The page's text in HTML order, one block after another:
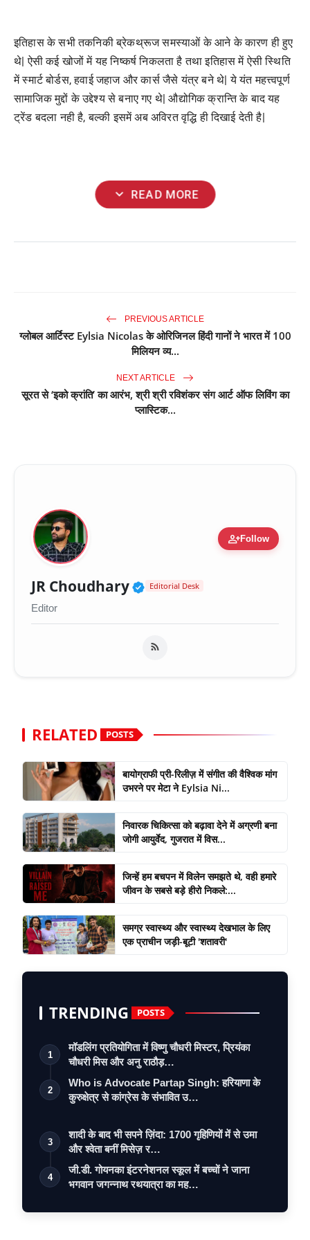
इतिहास के सभी तकनिकी ब्रेकथ्रूज समस्याओं के आने के कारण ही हुए
थे| ऐसी कई खोजों में यह निष्कर्ष निकलता है तथा इतिहास में ऐसी स्थिति
में स्मार्ट बोर्डस, हवाई जहाज और कार्स जैसे यंत्र बने थे| ये यंत महत्त्वपूर्ण
सामाजिक मुद्दों के उद्देश्य से बनाए गए थे| औद्योगिक क्रान्ति के बाद यह
ट्रेंड बदला नही है, बल्की इसमें अब अविरत वृद्धि ही दिखाई देती है|
expand_more READ MORE
PREVIOUS ARTICLE
ग्लोबल आर्टिस्ट Eylsia Nicolas के ओरिजिनल हिंदी गानों ने भारत में 100
मिलियन व्य...
NEXT ARTICLE
सूरत से ‘इको क्रांति’ का आरंभ, श्री श्री रविशंकर संग आर्ट ऑफ लिविंग का
प्लास्टिक...
person_addFollow
JR Choudhary Verified Public Figure
Editorial Desk
Editor
RELATED POSTS
बायोग्राफी प्री-रिलीज़ में संगीत की वैश्विक मांग
उभरने पर मेटा ने Eylsia Ni...
निवारक चिकित्सा को बढ़ावा देने में अग्रणी बना
जोगी आयुर्वेद, गुजरात में विस...
जिन्हें हम बचपन में विलेन समझते थे, वही हमारे
जीवन के सबसे बड़े हीरो निकले:...
समग्र स्वास्थ्य और स्वास्थ्य देखभाल के लिए
एक प्राचीन जड़ी-बूटी 'शतावरी'
TRENDING POSTS
1
मॉडलिंग प्रतियोगिता में विष्णु चौधरी मिस्टर, प्रियंका
चौधरी मिस और अनु राठौड़…
2
Who is Advocate Partap Singh: हरियाणा के
कुरुक्षेत्र से कांग्रेस के संभावित उ…
3
शादी के बाद भी सपने ज़िंदा: 1700 गृहिणियों में से उमा
और श्वेता बनीं मिसेज़ र…
4
जी.डी. गोयनका इंटरनेशनल स्कूल में बच्चों ने जाना
भगवान जगन्नाथ रथयात्रा का मह…